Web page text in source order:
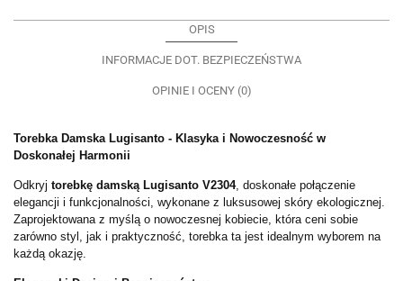
OPIS
INFORMACJE DOT. BEZPIECZEŃSTWA
OPINIE I OCENY (0)
Torebka Damska Lugisanto - Klasyka i Nowoczesność w
Doskonałej Harmonii
Odkryj torebkę damską Lugisanto V2304, doskonałe połączenie
elegancji i funkcjonalności, wykonane z luksusowej skóry ekologicznej.
Zaprojektowana z myślą o nowoczesnej kobiecie, która ceni sobie
zarówno styl, jak i praktyczność, torebka ta jest idealnym wyborem na
każdą okazję.